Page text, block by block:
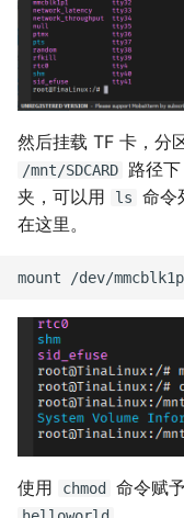
然后挂载 TF 卡，分
/mnt/SDCARD 路径
夹，可以用
ls 命令
在这里。
使用 chmod 命令赋